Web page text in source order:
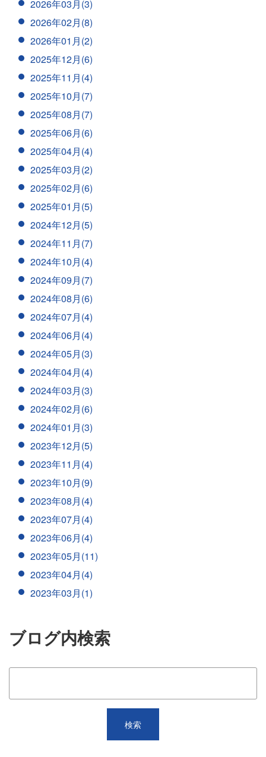
2026年03月(3)
2026年02月(8)
2026年01月(2)
2025年12月(6)
2025年11月(4)
2025年10月(7)
2025年08月(7)
2025年06月(6)
2025年04月(4)
2025年03月(2)
2025年02月(6)
2025年01月(5)
2024年12月(5)
2024年11月(7)
2024年10月(4)
2024年09月(7)
2024年08月(6)
2024年07月(4)
2024年06月(4)
2024年05月(3)
2024年04月(4)
2024年03月(3)
2024年02月(6)
2024年01月(3)
2023年12月(5)
2023年11月(4)
2023年10月(9)
2023年08月(4)
2023年07月(4)
2023年06月(4)
2023年05月(11)
2023年04月(4)
2023年03月(1)
ブログ内検索